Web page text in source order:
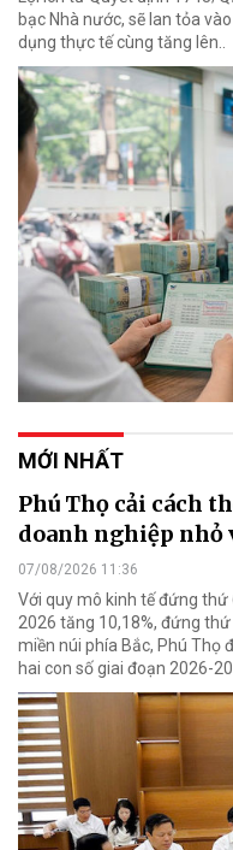
bạc Nhà nước, sẽ lan tỏa
dụng thực tế cùng tăng lên..
MỚI NHẤT
Phú Thọ cải cách
doanh nghiệp nhỏ
07/08/2026 11:36
Với quy mô kinh tế đứng thứ
2026 tăng 10,18%, đứng
miền núi phía Bắc, Phú
hai con số giai đoạn 2026-